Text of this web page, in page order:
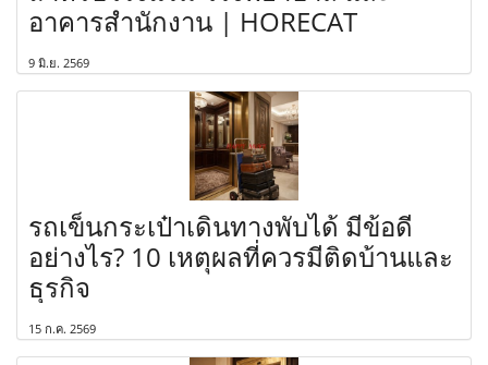
อาคารสำนักงาน | HORECAT
9 มิ.ย. 2569
รถเข็นกระเป๋าเดินทางพับได้ มีข้อดี
อย่างไร? 10 เหตุผลที่ควรมีติดบ้านและ
ธุรกิจ
15 ก.ค. 2569